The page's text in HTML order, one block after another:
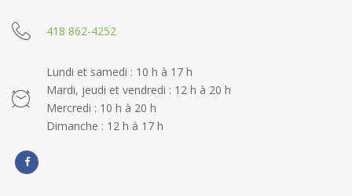
418 862-4252
Lundi et samedi : 10 h à 17 h
Mardi, jeudi et vendredi : 12 h à 20 h
Mercredi : 10 h à 20 h
Dimanche : 12 h à 17 h